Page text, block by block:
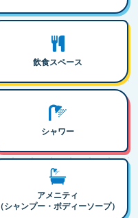
飲食スペース
シャワー
アメニティ
（シャンプー・ボディーソープ）